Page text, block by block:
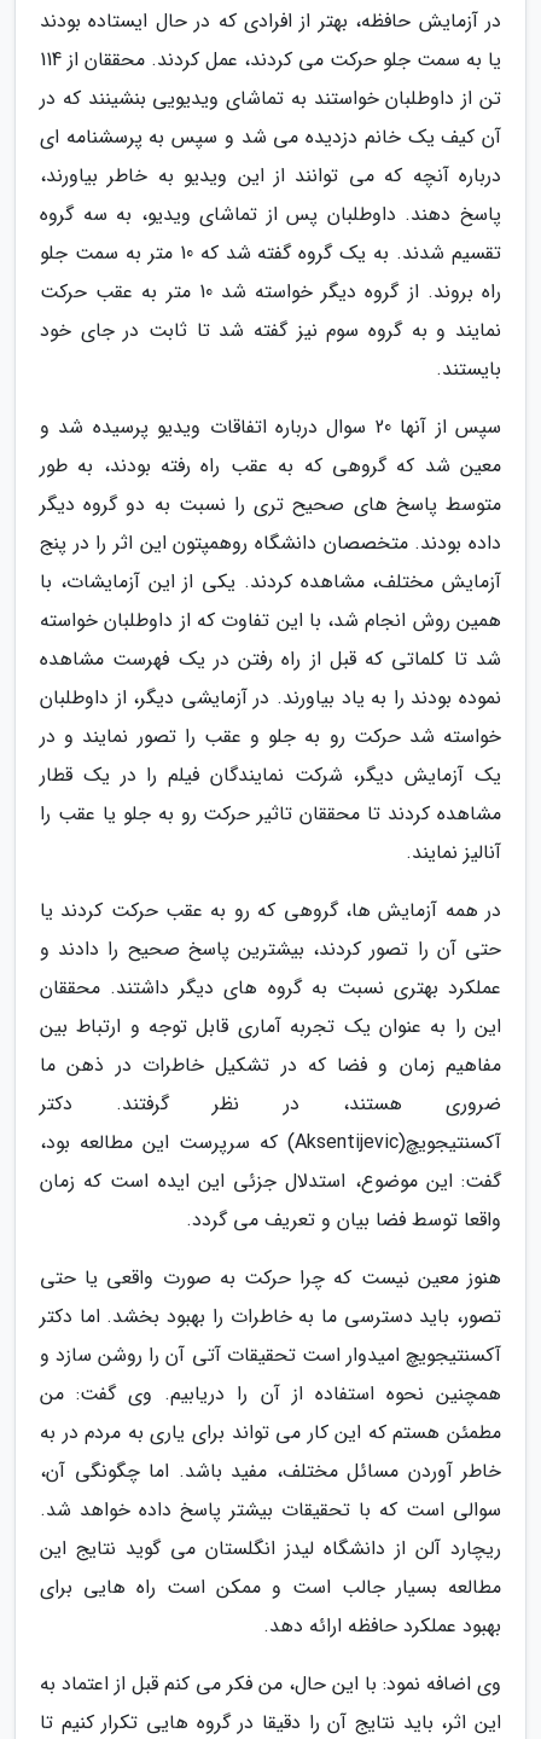
در آزمایش حافظه، بهتر از افرادی که در حال ایستاده بودند
یا به سمت جلو حرکت می کردند، عمل کردند. محققان از 114
تن از داوطلبان خواستند به تماشای ویدیویی بنشینند که در
آن کیف یک خانم دزدیده می شد و سپس به پرسشنامه ای
درباره آنچه که می توانند از این ویدیو به خاطر بیاورند،
پاسخ دهند. داوطلبان پس از تماشای ویدیو، به سه گروه
تقسیم شدند. به یک گروه گفته شد که 10 متر به سمت جلو
راه بروند. از گروه دیگر خواسته شد 10 متر به عقب حرکت
نمایند و به گروه سوم نیز گفته شد تا ثابت در جای خود
بایستند.
سپس از آنها 20 سوال درباره اتفاقات ویدیو پرسیده شد و
معین شد که گروهی که به عقب راه رفته بودند، به طور
متوسط پاسخ های صحیح تری را نسبت به دو گروه دیگر
داده بودند. متخصصان دانشگاه روهمپتون این اثر را در پنج
آزمایش مختلف، مشاهده کردند. یکی از این آزمایشات، با
همین روش انجام شد، با این تفاوت که از داوطلبان خواسته
شد تا کلماتی که قبل از راه رفتن در یک فهرست مشاهده
نموده بودند را به یاد بیاورند. در آزمایشی دیگر، از داوطلبان
خواسته شد حرکت رو به جلو و عقب را تصور نمایند و در
یک آزمایش دیگر، شرکت نمایندگان فیلم را در یک قطار
مشاهده کردند تا محققان تاثیر حرکت رو به جلو یا عقب را
آنالیز نمایند.
در همه آزمایش ها، گروهی که رو به عقب حرکت کردند یا
حتی آن را تصور کردند، بیشترین پاسخ صحیح را دادند و
عملکرد بهتری نسبت به گروه های دیگر داشتند. محققان
این را به عنوان یک تجربه آماری قابل توجه و ارتباط بین
مفاهیم زمان و فضا که در تشکیل خاطرات در ذهن ما
ضروری هستند، در نظر گرفتند. دکتر
آکسنتیجویچ(Aksentijevic) که سرپرست این مطالعه بود،
گفت: این موضوع، استدلال جزئی این ایده است که زمان
واقعا توسط فضا بیان و تعریف می گردد.
هنوز معین نیست که چرا حرکت به صورت واقعی یا حتی
تصور، باید دسترسی ما به خاطرات را بهبود بخشد. اما دکتر
آکسنتیجویچ امیدوار است تحقیقات آتی آن را روشن سازد و
همچنین نحوه استفاده از آن را دریابیم. وی گفت: من
مطمئن هستم که این کار می تواند برای یاری به مردم در به
خاطر آوردن مسائل مختلف، مفید باشد. اما چگونگی آن،
سوالی است که با تحقیقات بیشتر پاسخ داده خواهد شد.
ریچارد آلن از دانشگاه لیدز انگلستان می گوید نتایج این
مطالعه بسیار جالب است و ممکن است راه هایی برای
بهبود عملکرد حافظه ارائه دهد.
وی اضافه نمود: با این حال، من فکر می کنم قبل از اعتماد به
این اثر، باید نتایج آن را دقیقا در گروه هایی تکرار کنیم تا